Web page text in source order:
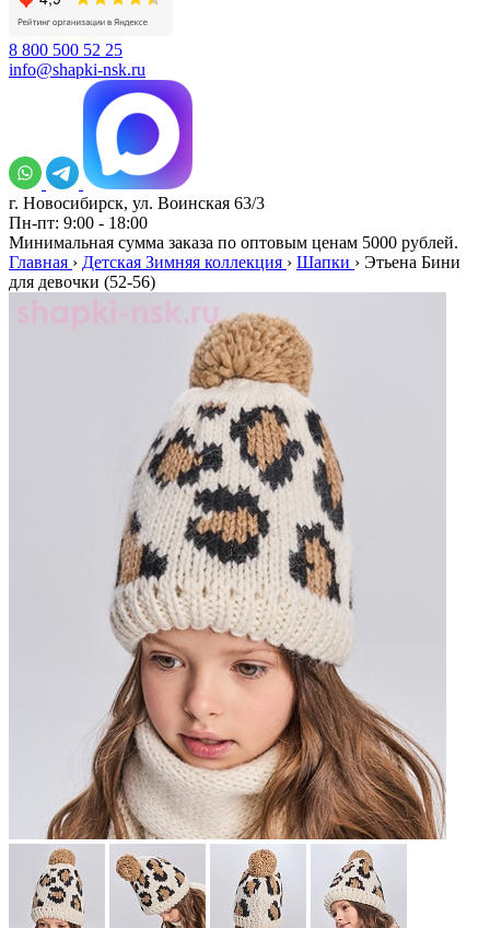
8 800 500 52 25
info@shapki-nsk.ru
г. Новосибирск, ул. Воинская 63/3
Пн-пт: 9:00 - 18:00
Минимальная сумма заказа по оптовым ценам 5000 рублей.
Главная › Детская Зимняя коллекция › Шапки › Этьена Бини
для девочки (52-56)